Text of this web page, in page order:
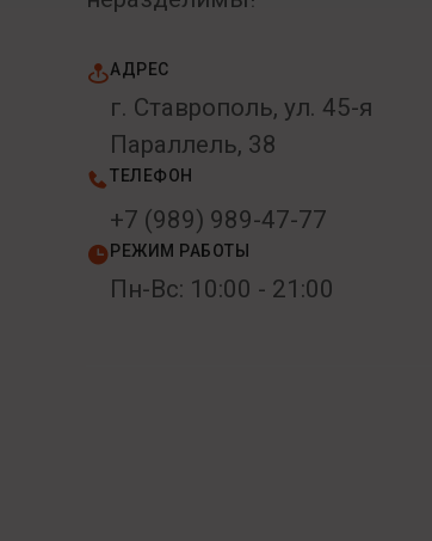
АДРЕС
г. Ставрополь, ул. 45-я
Параллель, 38
ТЕЛЕФОН
+7 (989) 989-47-77
РЕЖИМ РАБОТЫ
Пн-Вс: 10:00 - 21:00